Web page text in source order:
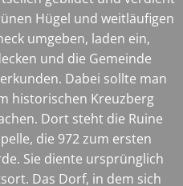
Hügel und weitläufigen
umgeben, laden ein,
und die Gemeinde
Dabei sollte man
historischen Kreuzberg
Dort steht die Ruine
die 972 zum ersten
Sie diente ursprünglich
Das Dorf, in dem sich